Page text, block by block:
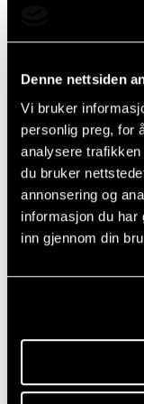
Denne nettsiden
Vi bruker
personlig preg, for
analysere
du bruker
annonsering og
informasjon du har
inn gjennom din
Eksempelvis
Dette blir også
konferansen.
– Stipendiat i